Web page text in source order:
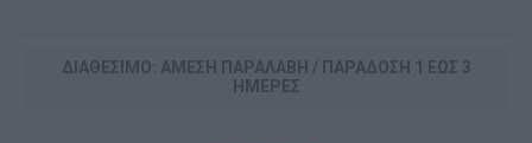
ΔΙΑΘΈΣΙΜΟ: ΆΜΕΣΗ ΠΑΡΑΛΑΒΉ / ΠΑΡΆΔOΣΗ 1 ΈΩΣ 3
ΗΜΈΡΕΣ